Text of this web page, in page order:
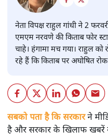
नेता विपक्ष राहुल गांधी ने 2
एमएम नरवणे की किताब फोर
चाहे। हंगामा मच गया। राहुल
रहे हैं कि किताब पर अघोषित
सबको पता है कि सरकारने
है और सरकार के खिलाफ खबरें